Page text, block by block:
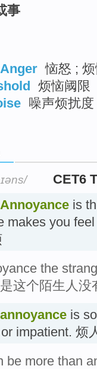
事
恼怒 ;
烦恼阈限
噪声烦扰度
CET6
Annoyance is
makes you
the
这个陌生人没
annoyance is
impatient. 烦
be more than